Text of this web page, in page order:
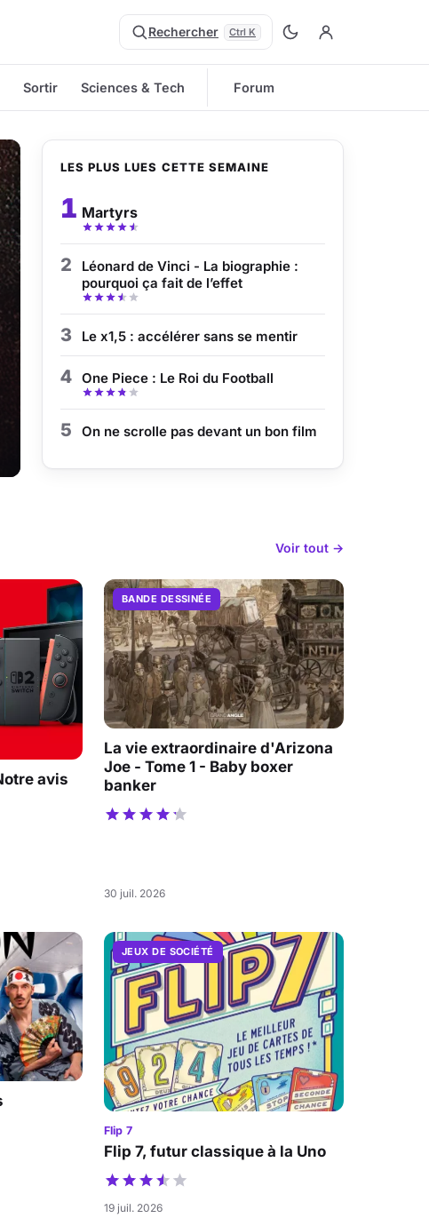
Rechercher Ctrl K
Sortir Sciences & Tech Forum
LES PLUS LUES CETTE SEMAINE
1 Martyrs
2
Léonard de Vinci - La biographie :
pourquoi ça fait de l’effet
3 Le x1,5 : accélérer sans se mentir
4 One Piece : Le Roi du Football
5 On ne scrolle pas devant un bon film
Voir tout →
avis
BANDE DESSINÉE
La vie extraordinaire d'Arizona
Joe - Tome 1 - Baby boxer
banker
30 juil. 2026
JEUX DE SOCIÉTÉ
Flip 7
Flip 7, futur classique à la Uno
19 juil. 2026